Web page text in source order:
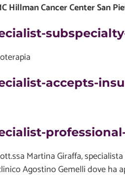
Hillman Cancer Center San
accepts-
Martina Giraffa,
Agostino Gemelli dove ha